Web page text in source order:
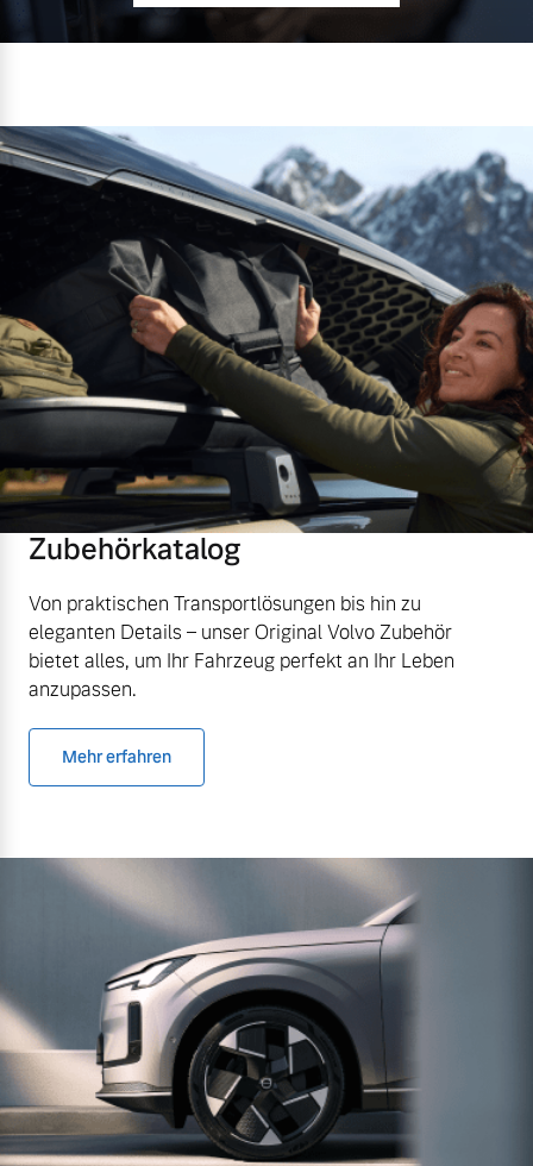
Zubehörkatalog
Von praktischen Transportlösungen bis hin zu
eleganten Details – unser Original Volvo Zubehör
bietet alles, um Ihr Fahrzeug perfekt an Ihr Leben
anzupassen.
Mehr erfahren